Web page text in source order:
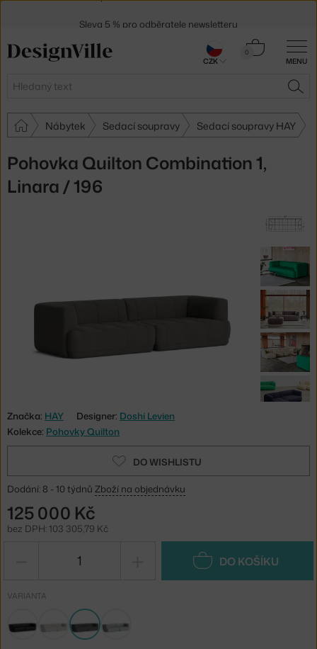
MENU
Hledat
0
Košík
Nábytek Sedací soupravy Sedací soupravy HAY
Pohovka Quilton Combination 1,
Linara / 196
Značka: HAY Designer: Doshi Levien
Kolekce: Pohovky Quilton
DO WISHLISTU
Dodání: 8 - 10 týdnů Zboží na objednávku
125 000 Kč
bez DPH: 103 305,79 Kč
DO KOŠÍKU
VARIANTA
30 dní na vrácení zboží
CZK